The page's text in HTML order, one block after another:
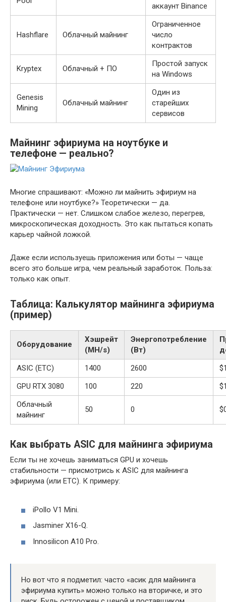
аккаунт Binance
Hashflare Облачный майнинг
Ограниченное
число
контрактов
Kryptex Облачный + ПО
Простой запуск
на Windows
Genesis
Mining
Облачный майнинг
Один из
старейших
сервисов
Майнинг эфириума на ноутбуке и
телефоне — реально?
Многие спрашивают: «Можно ли майнить эфириум на
телефоне или ноутбуке?» Теоретически — да.
Практически — нет. Слишком слабое железо, перегрев,
микроскопическая доходность. Это как пытаться копать
карьер чайной ложкой.
Даже если используешь приложения или боты — чаще
всего это больше игра, чем реальный заработок. Польза:
только как опыт.
Таблица: Калькулятор майнинга эфириума
(пример)
Оборудование
Хэшрейт
(MH/s)
Энергопотребление
(Вт)
ASIC (ETC)
1400 2600
GPU RTX 3080
100 220
Облачный
майнинг
50 0
Как выбрать ASIC для майнинга эфириума
Если ты не хочешь заниматься GPU и хочешь
стабильности — присмотрись к ASIC для майнинга
эфириума (или ETC). К примеру:
iPollo V1 Mini.
Jasminer X16-Q.
Innosilicon A10 Pro.
Но вот что я подметил: часто «асик для майнинга
эфириума купить» можно только на вторичке, и это